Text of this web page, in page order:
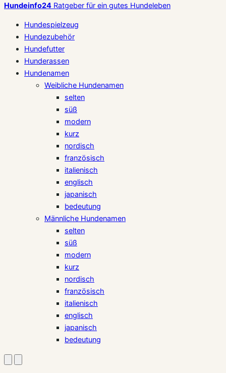
Hundeinfo24 Ratgeber für ein gutes Hundeleben
Hundespielzeug
Hundezubehör
Hundefutter
Hunderassen
Hundenamen
Weibliche Hundenamen
selten
süß
modern
kurz
nordisch
französisch
italienisch
englisch
japanisch
bedeutung
Männliche Hundenamen
selten
süß
modern
kurz
nordisch
französisch
italienisch
englisch
japanisch
bedeutung
öffnenöffnen